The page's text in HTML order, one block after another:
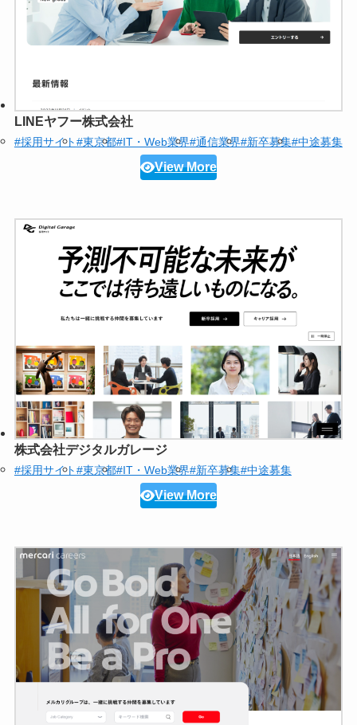
LINEヤフー株式会社
#採用サイト#東京都#IT・Web業界#通信業界#新卒募集#中途募集
View More
株式会社デジタルガレージ
#採用サイト#東京都#IT・Web業界#新卒募集#中途募集
View More